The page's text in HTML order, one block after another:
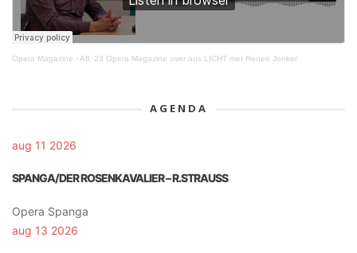
Opera Magazine · Afl. 23 Opera Magazine over aus LICHT met Renee Jonker
AGENDA
aug 11 2026
SPANGA/DER ROSENKAVALIER – R.STRAUSS
Opera Spanga
aug 13 2026